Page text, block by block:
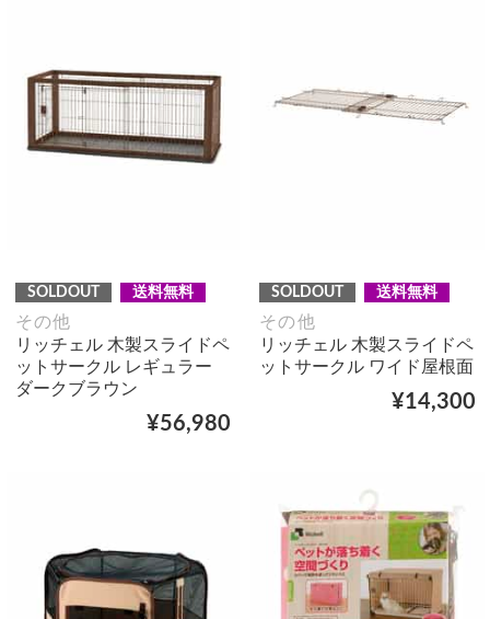
SOLDOUT 送料無料
その他
リッチェル 木製スライドペ
ットサークル レギュラー
ダークブラウン
¥56,980
SOLDOUT 送料無料
その他
リッチェル 木製スライドペ
ットサークル ワイド屋根面
¥14,300